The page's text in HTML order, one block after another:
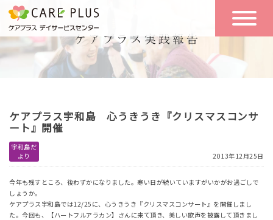
こんな方に
おすすめ
一日の流れ
一日体験
空き状況
リクルート
ケアプラス宇和島 心うきうき『クリスマスコンサ
ート』開催
宇和島だ
より
2013年12月25日
今年も残すところ、後わずかになりました。寒い日が続いていますがいかがお過ごしで
しょうか。
ケアプラス宇和島では12/25に、心うきうき『クリスマスコンサート』を開催しまし
た。今回も、【ハートフルアラカン】さんに来て頂き、美しい歌声を披露して頂きまし